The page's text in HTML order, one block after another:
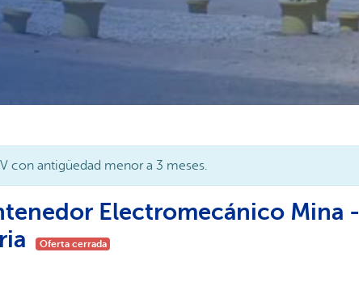
con antigüedad menor a 3 meses.
Electromecánico Mina -
Oferta cerrada